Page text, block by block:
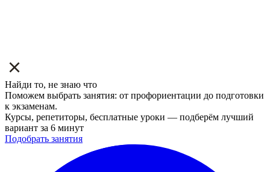
Найди то, не знаю что
Поможем выбрать занятия: от профориентации до подготовки
к экзаменам.
Курсы, репетиторы, бесплатные уроки — подберём лучший
вариант за 6 минут
Подобрать занятия